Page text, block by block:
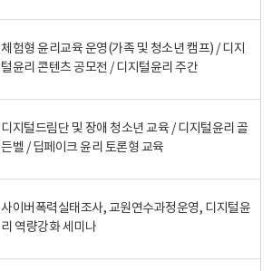
체험형 윤리교육 운영(가족 및 청소년 캠프) / 디지
털윤리 콘텐츠 공모전 / 디지털윤리 주간
디지털드림단 및 장애 청소년 교육 / 디지털윤리 골
든벨 / 딥페이크 윤리 토론형 교육
사이버폭력실태조사, 교원연수과정운영, 디지털윤
리 역량강화 세미나